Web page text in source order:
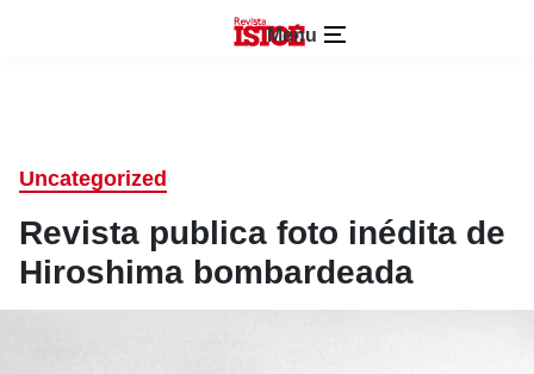
Menu
Uncategorized
Revista publica foto inédita de
Hiroshima bombardeada